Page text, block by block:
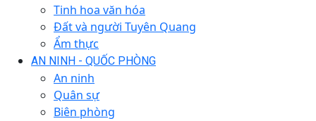
Tinh hoa văn hóa
Đất và người Tuyên Quang
Ẩm thực
AN NINH - QUỐC PHÒNG
An ninh
Quân sự
Biên phòng